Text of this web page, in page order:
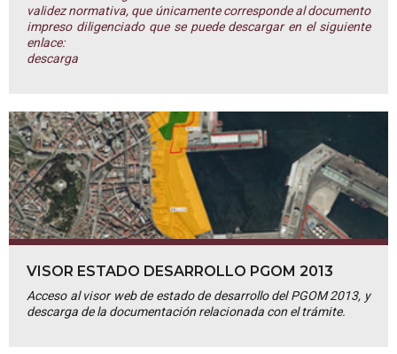
validez normativa, que únicamente corresponde al documento
impreso diligenciado que se puede descargar en el siguiente
enlace:
descarga
VISOR ESTADO DESARROLLO PGOM 2013
Acceso al visor web de estado de desarrollo del PGOM 2013, y
descarga de la documentación relacionada con el trámite.